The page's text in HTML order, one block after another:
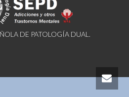
DE PATOLOGÍA DUAL.